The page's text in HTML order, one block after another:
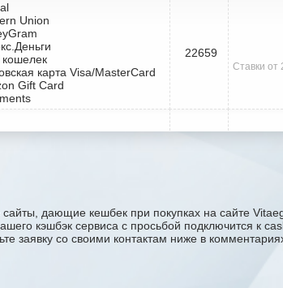
Union
карта Visa/MasterCard
Gift Card
22659
Ставки от
дающие кешбек при покупках на сайте
кэшбэк сервиса с проcьбой подключится к
заявку со своими контактам ниже в